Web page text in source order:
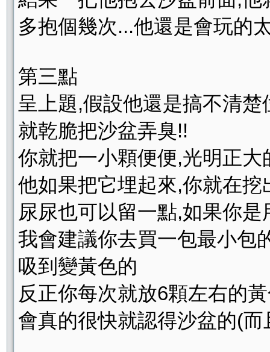
多抱個幾次...他還是會玩的
第三點
呈上題,假設他還是搞不清
就乾脆把沙盆弄臭!!
你就把一小顆便便,光明正
他如果把它埋起來,你就在挖
尿尿也可以留一點,如果你
我會建議你去買一包最小包
吸到變黃色的
反正你每次就放6顆左右的
會真的很快就認得沙盆的(